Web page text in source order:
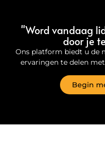
"Word vandaag
door je
Ons platform biedt u de
ervaringen te delen
Begin